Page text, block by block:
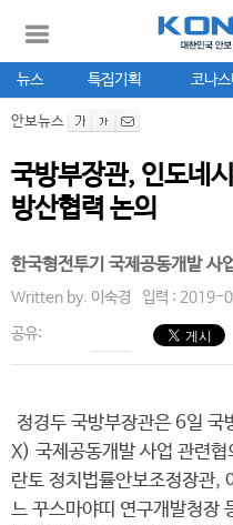
뉴스 특집기획 코나
안보뉴스
국방부장관, 인도네
방산협력 논의
한국형전투기 국제공동개발 사
Written by. 이숙경 입력 : 2019-
공유:
정경두 국방부장관은 6일
X) 국제공동개발 사업 관련협
란토 정치법률안보조정장관,
느 꾸스마야띠 연구개발청장